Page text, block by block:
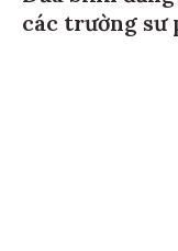
các trường sư